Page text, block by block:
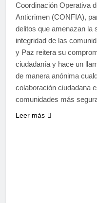
Coordinación Operativa
Anticrimen (CONFIA),
delitos que amenazan la
integridad de las
y Paz reitera su
ciudadanía y hace un
de manera anónima
colaboración ciudadana
comunidades más
Leer más